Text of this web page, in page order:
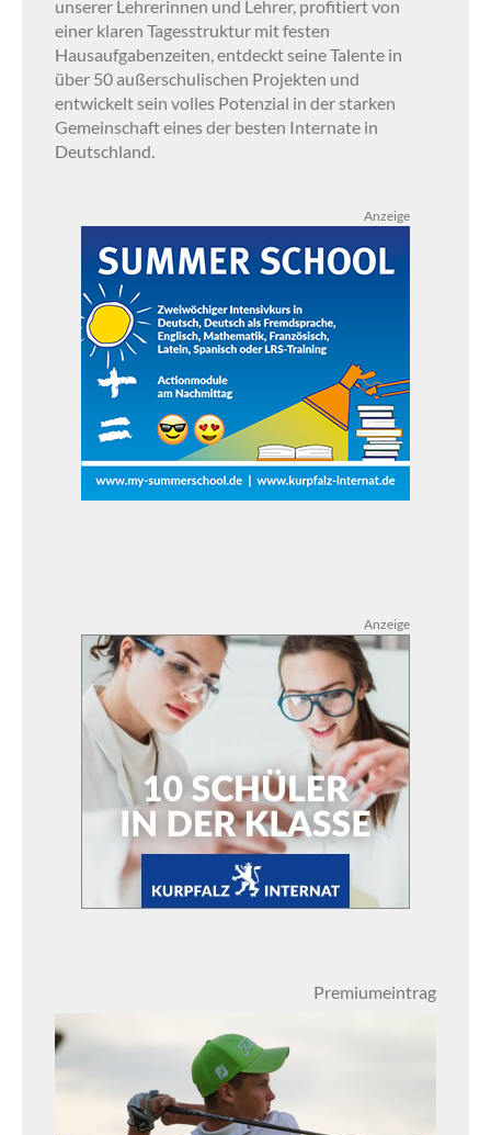
unserer Lehrerinnen und Lehrer, profitiert von
einer klaren Tagesstruktur mit festen
Hausaufgabenzeiten, entdeckt seine Talente in
über 50 außerschulischen Projekten und
entwickelt sein volles Potenzial in der starken
Gemeinschaft eines der besten Internate in
Deutschland.
Anzeige
Anzeige
Premiumeintrag